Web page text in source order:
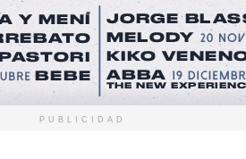
PUBLICIDAD